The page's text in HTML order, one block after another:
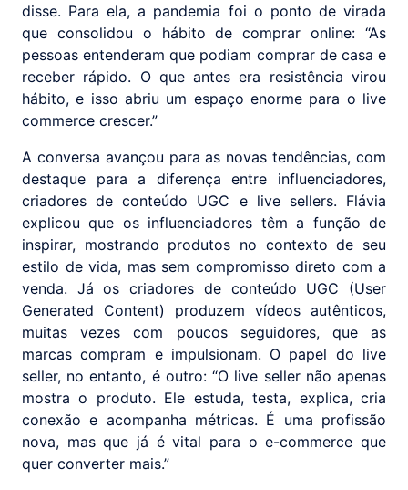
disse. Para ela, a pandemia foi o ponto de virada
que consolidou o hábito de comprar online: “As
pessoas entenderam que podiam comprar de casa e
receber rápido. O que antes era resistência virou
hábito, e isso abriu um espaço enorme para o live
commerce crescer.”
A conversa avançou para as novas tendências, com
destaque para a diferença entre influenciadores,
criadores de conteúdo UGC e live sellers. Flávia
explicou que os influenciadores têm a função de
inspirar, mostrando produtos no contexto de seu
estilo de vida, mas sem compromisso direto com a
venda. Já os criadores de conteúdo UGC (User
Generated Content) produzem vídeos autênticos,
muitas vezes com poucos seguidores, que as
marcas compram e impulsionam. O papel do live
seller, no entanto, é outro: “O live seller não apenas
mostra o produto. Ele estuda, testa, explica, cria
conexão e acompanha métricas. É uma profissão
nova, mas que já é vital para o e-commerce que
quer converter mais.”